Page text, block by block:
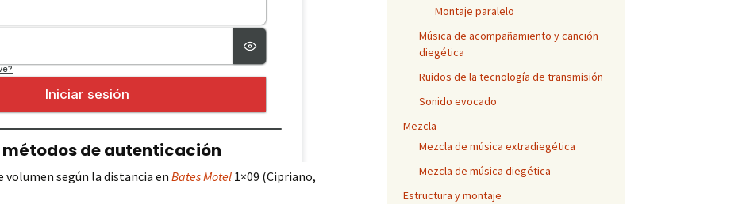
volumen según la distancia enBates Motel 1×09 (Cipriano,
Montaje paralelo
Música de acompañamiento y canción
diegética
Ruidos de la tecnología de transmisión
Sonido evocado
Mezcla
Mezcla de música extradiegética
Mezcla de música diegética
Estructura y montaje